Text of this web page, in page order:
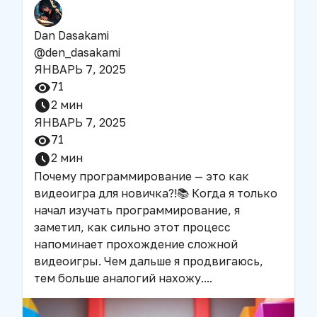
Dan Dasakami
@den_dasakami
ЯНВАРЬ 7, 2025
71
2 мин
ЯНВАРЬ 7, 2025
71
2 мин
Почему программирование — это как
видеоигра для новичка?!📚 Когда я только
начал изучать программирование, я
заметил, как сильно этот процесс
напоминает прохождение сложной
видеоигры. Чем дальше я продвигаюсь,
тем больше аналогий нахожу....